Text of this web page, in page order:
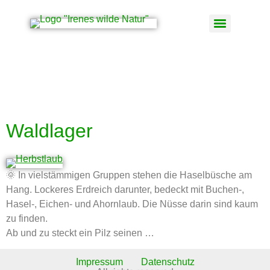
Waldlager
🌞 In vielstämmigen Gruppen stehen die Haselbüsche am
Hang. Lockeres Erdreich darunter, bedeckt mit Buchen-,
Hasel-, Eichen- und Ahornlaub. Die Nüsse darin sind kaum
zu finden.
Ab und zu steckt ein Pilz seinen …
Impressum
Datenschutz